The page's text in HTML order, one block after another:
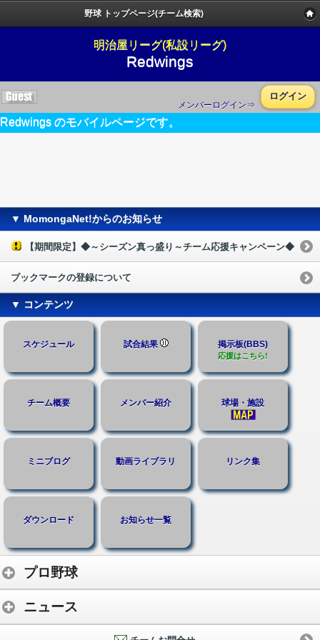
野球 トップページ(チーム検索)
明治屋リーグ(私設リーグ)
Redwings
メンバーログイン⇒
ログイン
Redwings のモバイルページです。
▼ MomongaNet!からのお知らせ
【期間限定】◆～シーズン真っ盛り～チーム応援キャンペーン◆
ブックマークの登録について
▼ コンテンツ
スケジュール 試合結果 掲示板(BBS)
応援はこちら!
チーム概要 メンバー紹介 球場・施設
ミニブログ 動画ライブラリ リンク集
ダウンロード お知らせ一覧
プロ野球
ニュース